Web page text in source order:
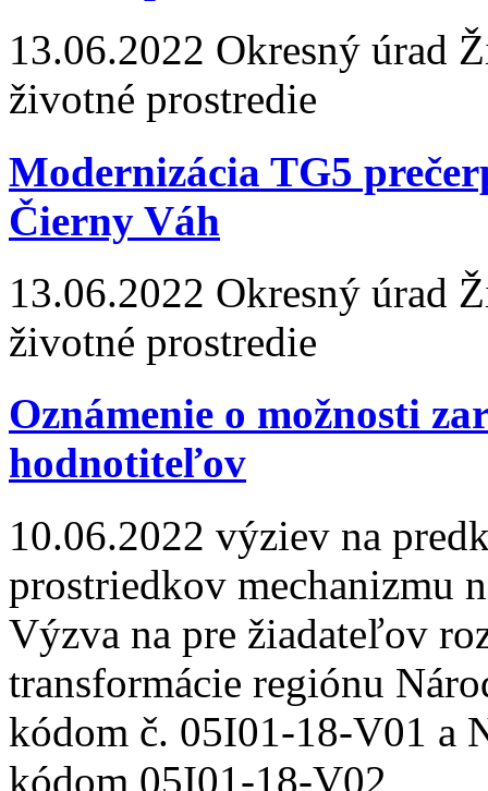
13.06.2022 Okresný úrad
životné prostredie
Modernizácia TG5
Čierny Váh
13.06.2022 Okresný úrad
životné prostredie
Oznámenie o možnosti
hodnotiteľov
10.06.2022 výziev na
prostriedkov mechanizmu
Výzva na pre žiadateľov
transformácie regiónu
kódom č. 05I01-18-V01 a
kódom 05I01-18-V02